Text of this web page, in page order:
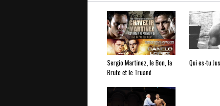
Sergio Martinez, le Bon, la
Brute et le Truand
Qui es-tu